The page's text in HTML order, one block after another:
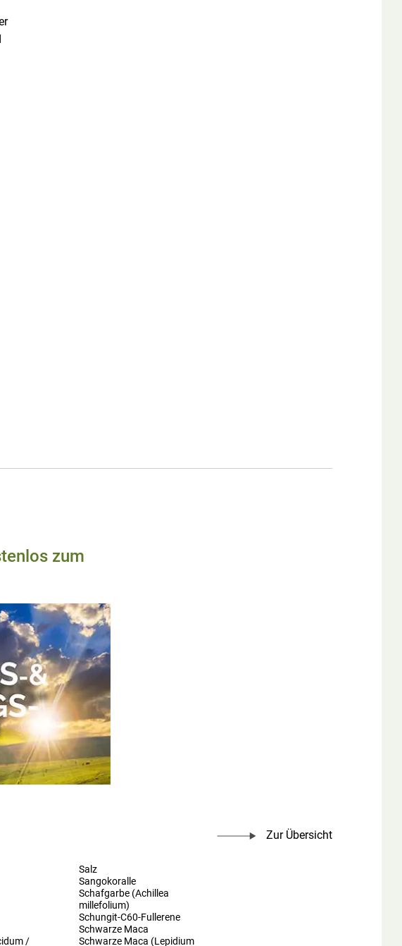
zum
Zur Übersicht
/
Salz
Sangokoralle
Schafgarbe (Achillea
millefolium)
Schungit-C60-Fullerene
Schwarze Maca
Schwarze Maca (Lepidium